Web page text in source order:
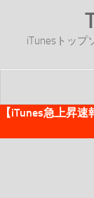
iTunesトップ
TOP
【iTunes急上昇